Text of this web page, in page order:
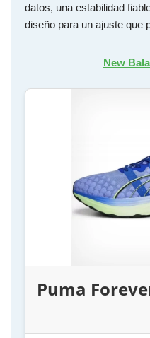
datos, una estabilidad
diseño para un ajuste que
New
Puma